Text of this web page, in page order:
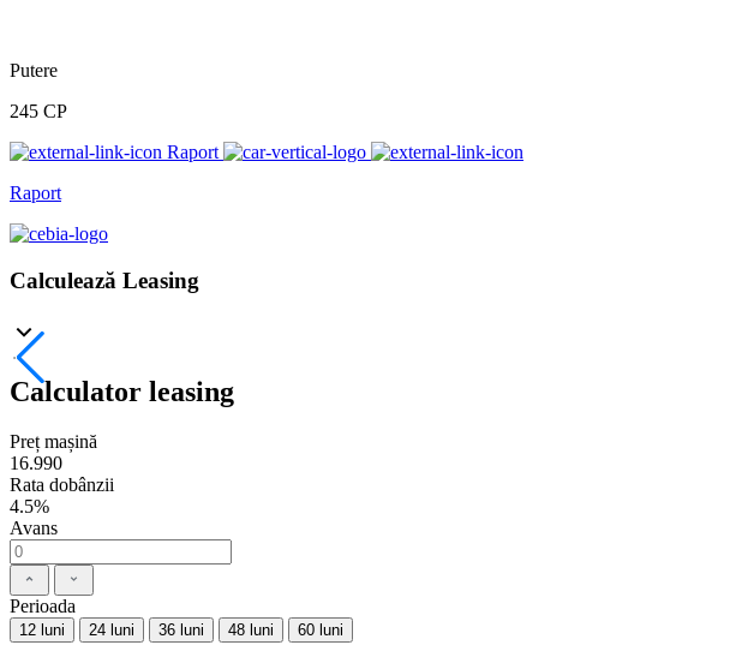
Putere
245 CP
Raport
Raport
Calculează Leasing
Calculator leasing
Preț mașină
16.990
Rata dobânzii
4.5%
Avans
Perioada
12 luni 24 luni 36 luni 48 luni 60 luni